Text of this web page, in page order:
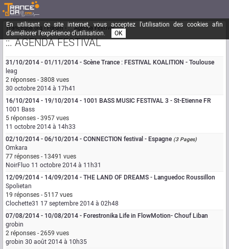
En utilisant ce site internet, vous acceptez l'utilisation des cookies afin
d'améliorer l'expérience d'utilisation.
OK
Trancegoa.org Forum ::. Agenda Festival
::. AGENDA FESTIVAL
31/10/2014 - 01/11/2014 - Scène Trance : FESTIVAL KOALITION - Toulouse
leag
2 réponses - 3808 vues
30 octobre 2014 à 17h41
16/10/2014 - 19/10/2014 - 1001 BASS MUSIC FESTIVAL 3 - St-Etienne FR
1001 Bass
5 réponses - 3957 vues
11 octobre 2014 à 14h33
02/10/2014 - 06/10/2014 - CONNECTION festival - Espagne (3 Pages)
Omkara
77 réponses - 13491 vues
NoirFluo 11 octobre 2014 à 11h31
12/09/2014 - 14/09/2014 - THE LAND OF DREAMS - Languedoc Roussillon
Spolietan
19 réponses - 5117 vues
Clochette31 17 septembre 2014 à 02h48
07/08/2014 - 10/08/2014 - Forestronika Life in FlowMotion- Chouf Liban
grobin
2 réponses - 2659 vues
grobin 30 août 2014 à 10h35